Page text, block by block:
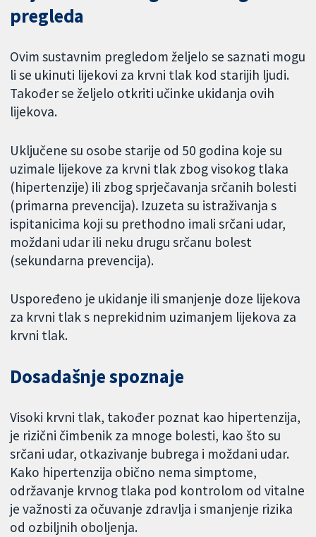
pregleda
Ovim sustavnim pregledom željelo se saznati mogu
li se ukinuti lijekovi za krvni tlak kod starijih ljudi.
Također se željelo otkriti učinke ukidanja ovih
lijekova.
Uključene su osobe starije od 50 godina koje su
uzimale lijekove za krvni tlak zbog visokog tlaka
(hipertenzije) ili zbog sprječavanja srčanih bolesti
(primarna prevencija). Izuzeta su istraživanja s
ispitanicima koji su prethodno imali srčani udar,
moždani udar ili neku drugu srčanu bolest
(sekundarna prevencija).
Uspoređeno je ukidanje ili smanjenje doze lijekova
za krvni tlak s neprekidnim uzimanjem lijekova za
krvni tlak.
Dosadašnje spoznaje
Visoki krvni tlak, također poznat kao hipertenzija,
je rizični čimbenik za mnoge bolesti, kao što su
srčani udar, otkazivanje bubrega i moždani udar.
Kako hipertenzija obično nema simptome,
održavanje krvnog tlaka pod kontrolom od vitalne
je važnosti za očuvanje zdravlja i smanjenje rizika
od ozbiljnih oboljenja.